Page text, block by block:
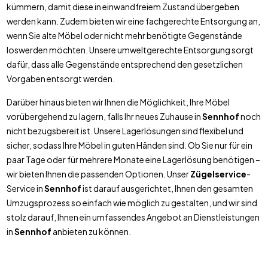
kümmern, damit diese in einwandfreiem Zustand übergeben
werden kann. Zudem bieten wir eine fachgerechte Entsorgung an,
wenn Sie alte Möbel oder nicht mehr benötigte Gegenstände
loswerden möchten. Unsere umweltgerechte Entsorgung sorgt
dafür, dass alle Gegenstände entsprechend den gesetzlichen
Vorgaben entsorgt werden.
Darüber hinaus bieten wir Ihnen die Möglichkeit, Ihre Möbel
vorübergehend zu lagern, falls Ihr neues Zuhause inSennhofnoch
nicht bezugsbereit ist. Unsere Lagerlösungen sind flexibel und
sicher, sodass Ihre Möbel in guten Händen sind. Ob Sie nur für ein
paar Tage oder für mehrere Monate eine Lagerlösung benötigen –
wir bieten Ihnen die passenden Optionen. UnserZügelservice-
Service inSennhofist darauf ausgerichtet, Ihnen den gesamten
Umzugsprozess so einfach wie möglich zu gestalten, und wir sind
stolz darauf, Ihnen ein umfassendes Angebot an Dienstleistungen
inSennhof anbieten zu können.